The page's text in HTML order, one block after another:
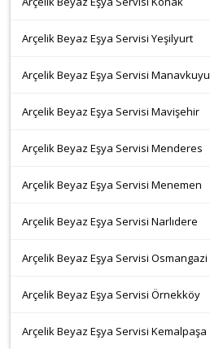
Arçelik Beyaz Eşya Servisi Yeşilyurt
Arçelik Beyaz Eşya Servisi Manavkuyu
Arçelik Beyaz Eşya Servisi Mavişehir
Arçelik Beyaz Eşya Servisi Menderes
Arçelik Beyaz Eşya Servisi Menemen
Arçelik Beyaz Eşya Servisi Narlıdere
Arçelik Beyaz Eşya Servisi Osmangazi
Arçelik Beyaz Eşya Servisi Örnekköy
Arçelik Beyaz Eşya Servisi Kemalpaşa